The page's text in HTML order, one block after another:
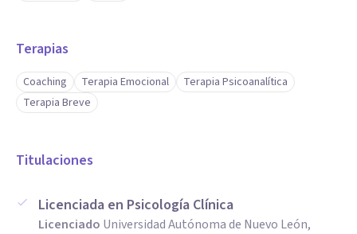
Terapias
Coaching Terapia Emocional
Terapia Psicoanalítica
Terapia Breve
Titulaciones
Licenciada en Psicología Clínica
Licenciado Universidad Autónoma de Nuevo León,